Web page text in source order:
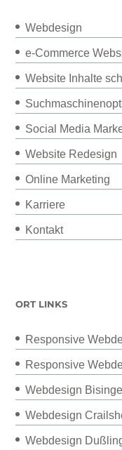
Webdesign
e-Commerce
Website Inhalte
Social Media
Website Redesign
Online Marketing
Karriere
Kontakt
ORT LINKS
Responsive
Responsive
Webdesign
Webdesign
Webdesign